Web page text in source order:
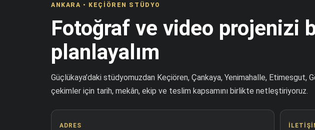
ANKARA • KEÇIÖREN STÜDYO
Fotoğraf ve video projenizi
planlayalım
Güçlükaya’daki stüdyomuzdan Keçiören, Çankaya, Yenimahalle, Etimesgut,
çekimler için tarih, mekân, ekip ve teslim kapsamını birlikte netleştiriyoruz.
ADRES